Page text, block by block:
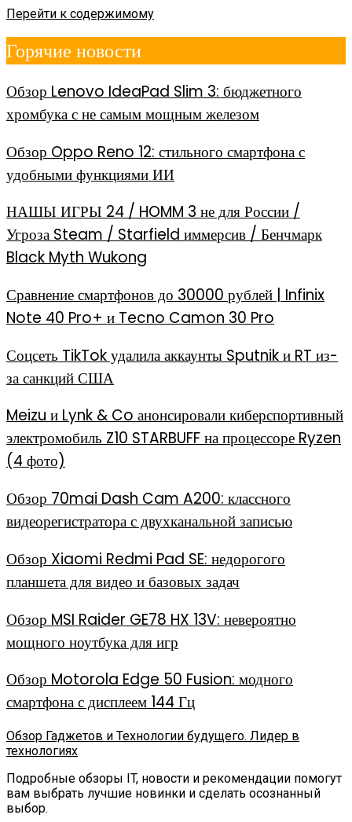
Перейти к содержимому
Горячие новости
Обзор Lenovo IdeaPad Slim 3: бюджетного
хромбука с не самым мощным железом
Обзор Oppo Reno 12: стильного смартфона с
удобными функциями ИИ
НАШЫ ИГРЫ 24 / HOMM 3 не для России /
Угроза Steam / Starfield иммерсив / Бенчмарк
Black Myth Wukong
Сравнение смартфонов до 30000 рублей | Infinix
Note 40 Pro+ и Tecno Camon 30 Pro
Соцсеть TikTok удалила аккаунты Sputnik и RT из-
за санкций США
Meizu и Lynk & Co анонсировали киберспортивный
электромобиль Z10 STARBUFF на процессоре Ryzen
(4 фото)
Обзор 70mai Dash Cam A200: классного
видеорегистратора с двухканальной записью
Обзор Xiaomi Redmi Pad SE: недорогого
планшета для видео и базовых задач
Обзор MSI Raider GE78 HX 13V: невероятно
мощного ноутбука для игр
Обзор Motorola Edge 50 Fusion: модного
смартфона с дисплеем 144 Гц
Обзор Гаджетов и Технологии будущего. Лидер в
технологиях
Подробные обзоры IT, новости и рекомендации помогут
вам выбрать лучшие новинки и сделать осознанный
выбор.